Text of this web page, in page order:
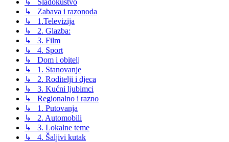
↳ Zabava i razonoda
↳ 1.Televizija
↳ 2. Glazba:
↳ 3. Film
↳ 4. Sport
↳ Dom i obitelj
↳ 1. Stanovanje
↳ 2. Roditelji i djeca
↳ 3. Kućni ljubimci
↳ Regionalno i razno
↳ 1. Putovanja
↳ 2. Automobili
↳ 3. Lokalne teme
↳ 4. Šaljivi kutak